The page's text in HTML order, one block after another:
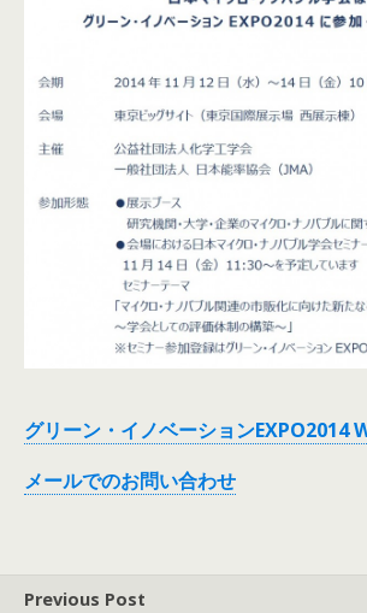
グリーン・イノベーションEXPO2014
メールでのお問い合わせ
Previous Post